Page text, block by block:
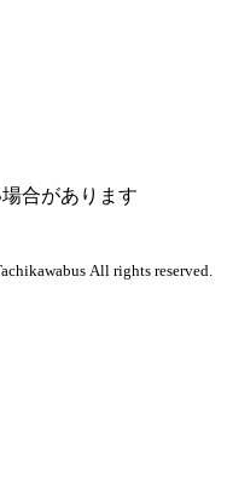
合があります
All rights reserved.